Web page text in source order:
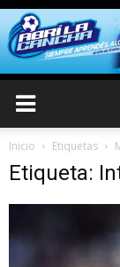
Inicio Etiquetas
Etiqueta: